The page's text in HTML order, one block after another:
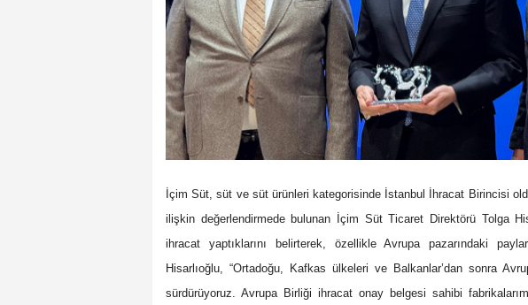
İçim Süt, süt ve süt ürünleri kategorisinde İstanbul İhracat Birincisi
ilişkin değerlendirmede bulunan İçim Süt Ticaret Direktörü Tolga
ihracat yaptıklarını belirterek, özellikle Avrupa pazarındaki
Hisarlıoğlu, “Ortadoğu, Kafkas ülkeleri ve Balkanlar’dan sonra
sürdürüyoruz. Avrupa Birliği ihracat onay belgesi sahibi